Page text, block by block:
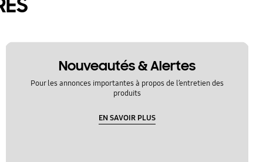
Nouveautés & Alertes
Pour les annonces importantes à propos de l’entretien des
produits
EN SAVOIR PLUS